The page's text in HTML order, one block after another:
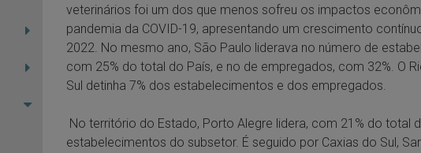
veterinários foi um dos que menos sofreu os impactos
pandemia da COVID-19, apresentando um crescimento
2022. No mesmo ano, São Paulo liderava no número de
com 25% do total do País, e no de empregados, com 32%. O
Sul detinha 7% dos estabelecimentos e dos empregados.
No território do Estado, Porto Alegre lidera, com 21% do total
estabelecimentos do subsetor. É seguido por Caxias do Sul,